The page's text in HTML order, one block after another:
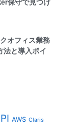
保守で見つけ
オフィス業務
法と導入ポイ
AWS Claris